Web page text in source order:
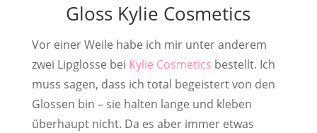
Gloss Kylie Cosmetics
Vor einer Weile habe ich mir unter anderem
zwei Lipglosse bei Kylie Cosmetics bestellt. Ich
muss sagen, dass ich total begeistert von den
Glossen bin – sie halten lange und kleben
überhaupt nicht. Da es aber immer etwas